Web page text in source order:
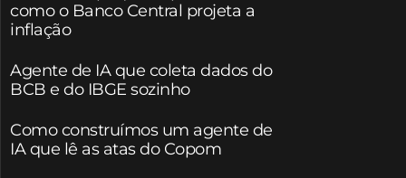
como o Banco Central projeta a
inflação
Agente de IA que coleta dados do
BCB e do IBGE sozinho
Como construímos um agente de
IA que lê as atas do Copom